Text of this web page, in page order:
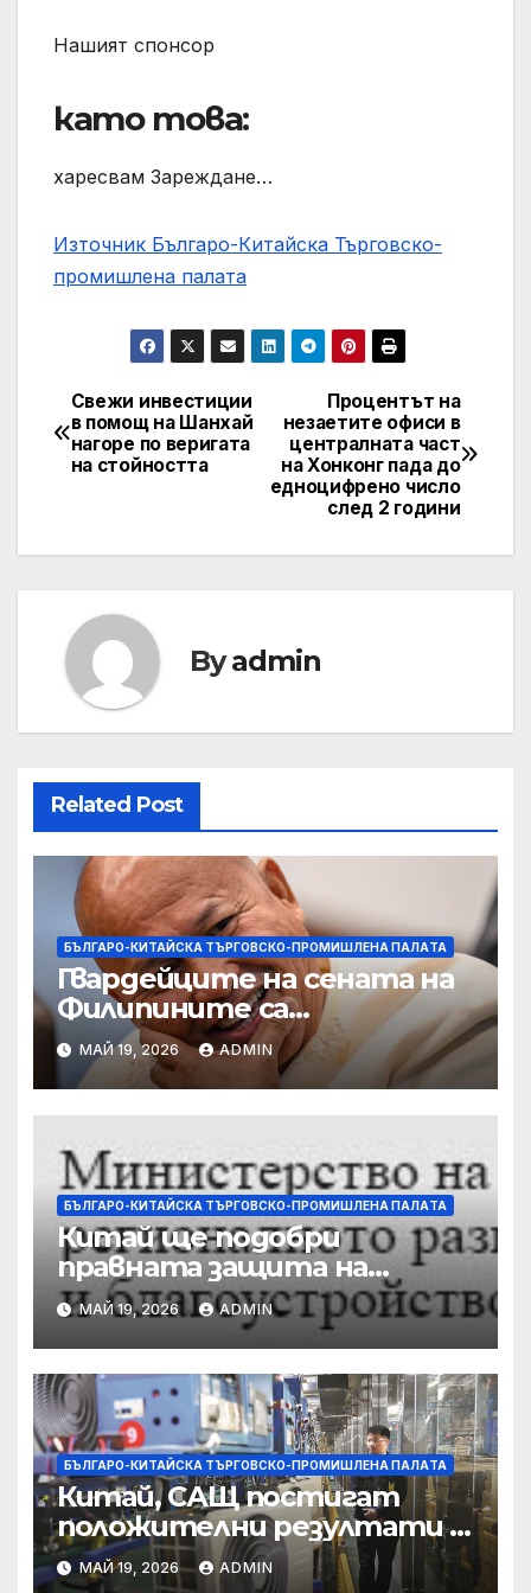
Нашият спонсор
като това:
харесвам Зареждане…
Източник Българо-Китайска Търговско-
промишлена палaта
Навигация
Процентът на
незаетите офиси в
централната част
на Хонконг пада до
едноцифрено число
след 2 години
Свежи инвестиции
в помощ на Шанхай
нагоре по веригата
на стойността
Byadmin
Related Post
БЪЛГАРО-КИТАЙСКА ТЪРГОВСКО-ПРОМИШЛЕНА ПАЛAТА
Гвардейците на сената на
Филипините са
разследвани за стрелба,
докато сенаторът беглец
бяга
МАЙ 19, 2026 ADMIN
БЪЛГАРО-КИТАЙСКА ТЪРГОВСКО-ПРОМИШЛЕНА ПАЛAТА
Китай ще подобри
правната защита на
предприятията, ще се
съсредоточи върху
борбата с
корпоративната
престъпност
МАЙ 19, 2026 ADMIN
БЪЛГАРО-КИТАЙСКА ТЪРГОВСКО-ПРОМИШЛЕНА ПАЛAТА
Китай, САЩ постигат
положителни резултати в
икономическите и
търговски консултации:
МАЙ 19, 2026 ADMIN